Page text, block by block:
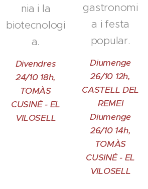
nia i la
biotecnologi
a.
Divendres
24/10 18h,
TOMÀS
CUSINÉ - EL
VILOSELL
gastronomi
a i festa
popular.
Diumenge
26/10 12h,
CASTELL DEL
REMEI
Diumenge
26/10 14h,
TOMÀS
CUSINÉ - EL
VILOSELL